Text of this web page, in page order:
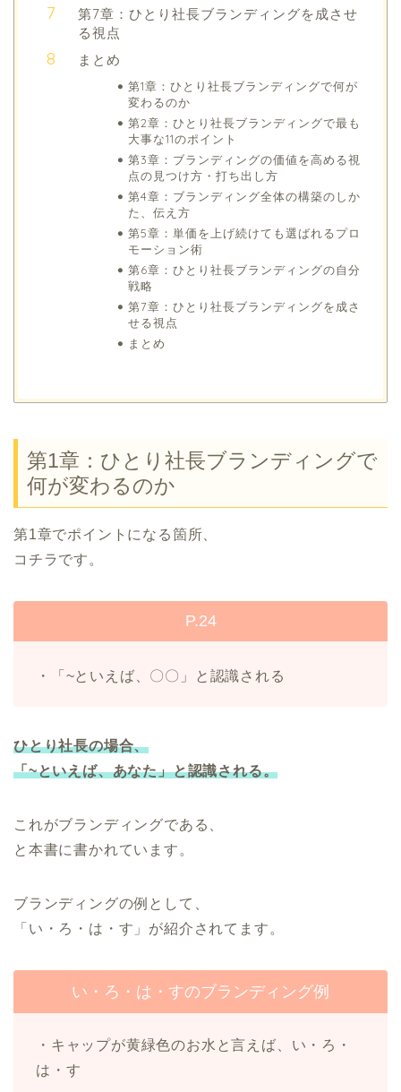
第7章：ひとり社長ブランディングを成させ
る視点
まとめ
第1章：ひとり社長ブランディングで何が
変わるのか
第2章：ひとり社長ブランディングで最も
大事な11のポイント
第3章：ブランディングの価値を高める視
点の見つけ方・打ち出し方
第4章：ブランディング全体の構築のしか
た、伝え方
第5章：単価を上げ続けても選ばれるプロ
モーション術
第6章：ひとり社長ブランディングの自分
戦略
第7章：ひとり社長ブランディングを成さ
せる視点
まとめ
第1章：ひとり社長ブランディングで
何が変わるのか
第1章でポイントになる箇所、
コチラです。
P.24
・「~といえば、〇〇」と認識される
ひとり社長の場合、
「~といえば、あなた」と認識される。
これがブランディングである、
と本書に書かれています。
ブランディングの例として、
「い・ろ・は・す」が紹介されてます。
い・ろ・は・すのブランディング例
・キャップが黄緑色のお水と言えば、い・ろ・
は・す